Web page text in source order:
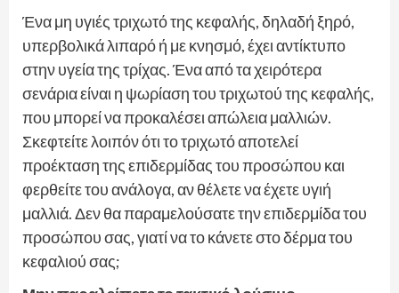
Ένα μη υγιές τριχωτό της κεφαλής, δηλαδή ξηρό,
υπερβολικά λιπαρό ή με κνησμό, έχει αντίκτυπο
στην υγεία της τρίχας. Ένα από τα χειρότερα
σενάρια είναι η ψωρίαση του τριχωτού της κεφαλής,
που μπορεί να προκαλέσει απώλεια μαλλιών.
Σκεφτείτε λοιπόν ότι το τριχωτό αποτελεί
προέκταση της επιδερμίδας του προσώπου και
φερθείτε του ανάλογα, αν θέλετε να έχετε υγιή
μαλλιά. Δεν θα παραμελούσατε την επιδερμίδα του
προσώπου σας, γιατί να το κάνετε στο δέρμα του
κεφαλιού σας;